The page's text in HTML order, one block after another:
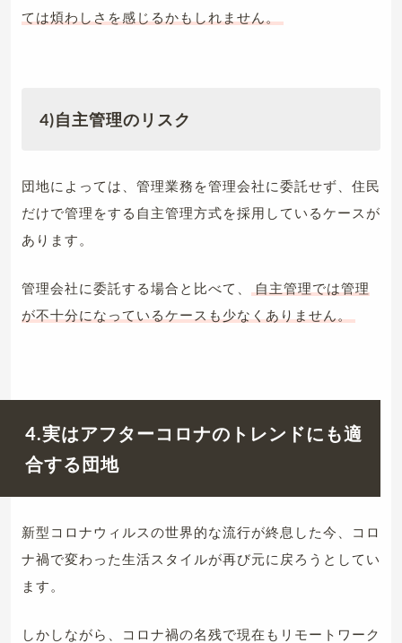
ては煩わしさを感じるかもしれません。
4)自主管理のリスク
団地によっては、管理業務を管理会社に委託せず、住民
だけで管理をする自主管理方式を採用しているケースが
あります。
管理会社に委託する場合と比べて、
自主管理では管理
が不十分になっているケースも少なくありません。
4.実はアフターコロナのトレンドにも適
合する団地
新型コロナウィルスの世界的な流行が終息した今、コロ
ナ禍で変わった生活スタイルが再び元に戻ろうとしてい
ます。
しかしながら、コロナ禍の名残で現在もリモートワーク